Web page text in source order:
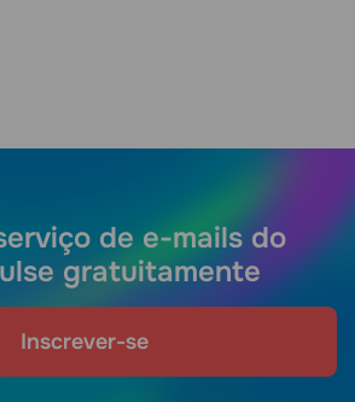
de e-mails do
gratuitamente
Inscrever-se